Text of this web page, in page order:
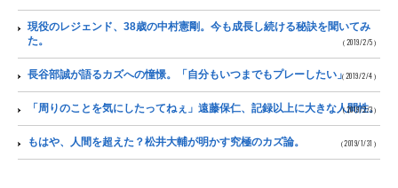
現役のレジェンド、38歳の中村憲剛。今も成長し続ける秘訣を聞いてみ
た。
（2019/2/5）
長谷部誠が語るカズへの憧憬。「自分もいつまでもプレーしたい」（2019/2/4）
「周りのことを気にしたってねぇ」遠藤保仁、記録以上に大きな人間性。
（2019/2/3）
もはや、人間を超えた？松井大輔が明かす究極のカズ論。 （2019/1/31）